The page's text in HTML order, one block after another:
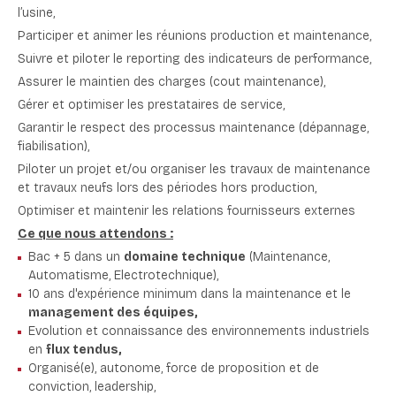
l’usine,
Participer et animer les réunions production et maintenance,
Suivre et piloter le reporting des indicateurs de performance,
Assurer le maintien des charges (cout maintenance),
Gérer et optimiser les prestataires de service,
Garantir le respect des processus maintenance (dépannage,
fiabilisation),
Piloter un projet et/ou organiser les travaux de maintenance
et travaux neufs lors des périodes hors production,
Optimiser et maintenir les relations fournisseurs externes
Ce que nous attendons :
Bac + 5 dans un domaine technique (Maintenance,
Automatisme, Electrotechnique),
10 ans d'expérience minimum dans la maintenance et le
management des équipes,
Evolution et connaissance des environnements industriels
en flux tendus,
Organisé(e), autonome, force de proposition et de
conviction, leadership,